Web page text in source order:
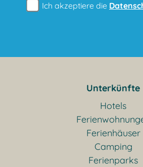
Ich akzeptiere die
Unterkünfte
Hotels
Ferienhäuser
Camping
Ferienparks